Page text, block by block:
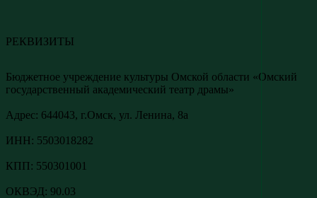
РЕКВИЗИТЫ
Бюджетное учреждение культуры Омской области «Омский
государственный академический театр драмы»
Адреc: 644043, г.Омск, ул. Ленина, 8а
ИНН: 5503018282
КПП: 550301001
ОКВЭД: 90.03